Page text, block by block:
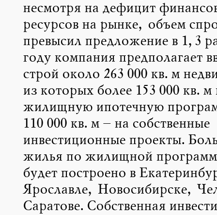
несмотря на дефицит
ресурсов на рынке, объем
превысил предложение в 1,3
году компания предполагает
строй около 263 000 кв. м
из которых более 153 000 кв. м
жилищную ипотечную
110 000 кв. м – на собственные
инвестиционные проекты.
жилья по жилищной
будет построено в
Ярославле, Новосибирске,
Саратове. Собственная